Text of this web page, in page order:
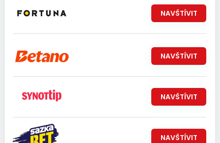
NAVŠTÍVIT
NAVŠTÍVIT
NAVŠTÍVIT
NAVŠTÍVIT